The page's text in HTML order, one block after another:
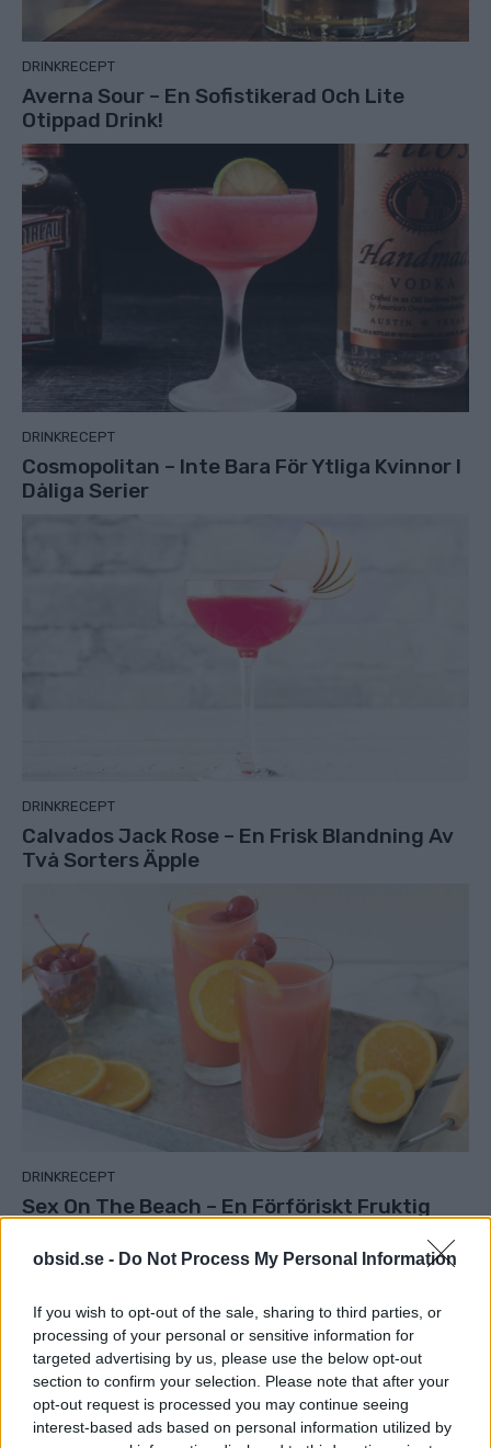
obsid.se - Do Not Process My Personal Information
If you wish to opt-out of the sale, sharing to third parties, or
processing of your personal or sensitive information for
targeted advertising by us, please use the below opt-out
section to confirm your selection. Please note that after your
opt-out request is processed you may continue seeing
interest-based ads based on personal information utilized by
DRINKRECEPT
Averna Sour – En Sofistikerad Och Lite
Otippad Drink!
DRINKRECEPT
Cosmopolitan – Inte Bara För Ytliga Kvinnor I
Dåliga Serier
DRINKRECEPT
Calvados Jack Rose – En Frisk Blandning Av
Två Sorters Äpple
DRINKRECEPT
Sex On The Beach – En Förföriskt Fruktig